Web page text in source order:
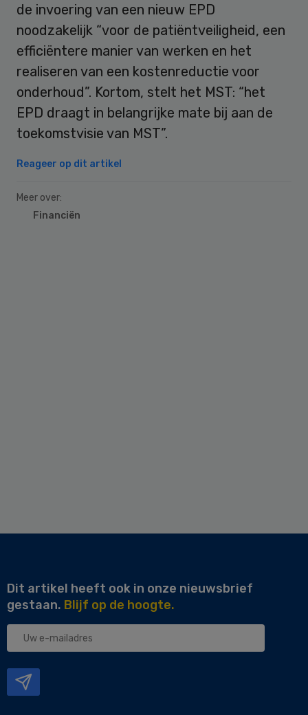
de invoering van een nieuw EPD
noodzakelijk “voor de patiëntveiligheid, een
efficiëntere manier van werken en het
realiseren van een kostenreductie voor
onderhoud”. Kortom, stelt het MST: “het
EPD draagt in belangrijke mate bij aan de
toekomstvisie van MST”.
Reageer op dit artikel
Meer over:
Financiën
Dit artikel heeft ook in onze nieuwsbrief
gestaan. Blijf op de hoogte.
Uw